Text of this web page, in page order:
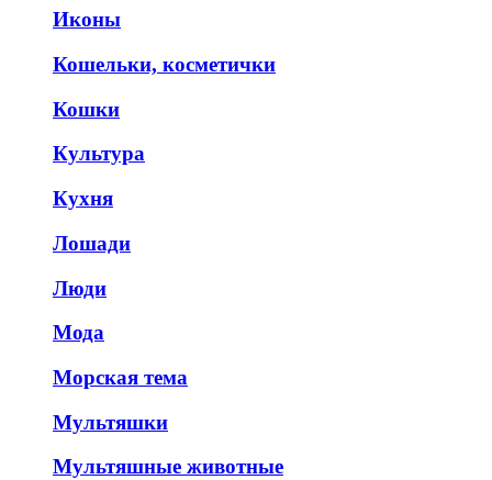
Иконы
Кошельки, косметички
Кошки
Культура
Кухня
Лошади
Люди
Мода
Морская тема
Мультяшки
Мультяшные животные